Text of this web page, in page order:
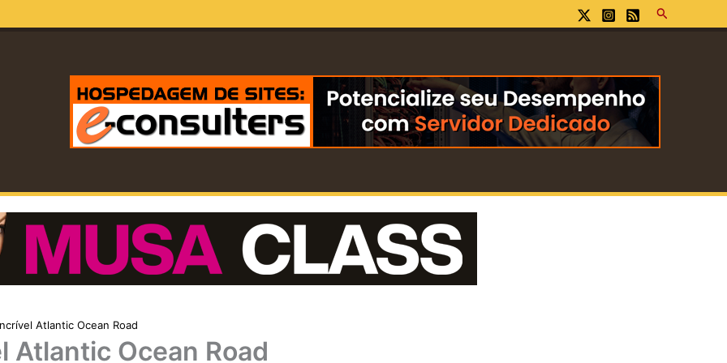
Pesquisar
Atlantic Ocean Road
Atlantic Ocean Road